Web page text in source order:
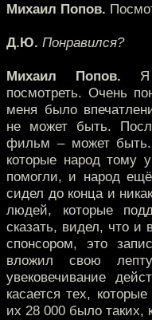
Михаил Попов.
Д.Ю. Понравился?
Михаил Попов. Я
посмотреть. Очень
меня было
не может быть.
фильм – может
которые народ тому
помогли, и народ
сидел до конца и
людей, которые
сказать, видел, что
спонсором, это
вложил свою
увековечивание
касается тех,
их 28 000 было таких,